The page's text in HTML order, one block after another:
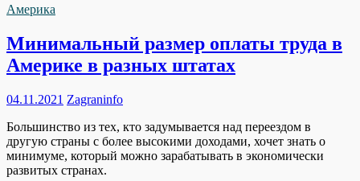
Америка
Минимальный размер оплаты труда в
Америке в разных штатах
04.11.2021 Zagraninfo
Большинство из тех, кто задумывается над переездом в
другую страны с более высокими доходами, хочет знать о
минимуме, который можно зарабатывать в экономически
развитых странах.